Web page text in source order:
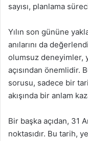
sayısı, planlama
Yılın son gününe
anılarını da
olumsuz deneyimler,
açısından önemlidir.
sorusu, sadece bir
akışında bir anlam
Bir başka açıdan, 31
noktasıdır. Bu tarih,